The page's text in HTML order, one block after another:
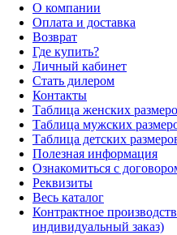
О компании
Оплата и доставка
Возврат
Где купить?
Личный кабинет
Стать дилером
Контакты
Таблица женских
Таблица мужских
Таблица детских
Полезная информация
Ознакомиться с
Реквизиты
Весь каталог
Контрактное
индивидуальный заказ)